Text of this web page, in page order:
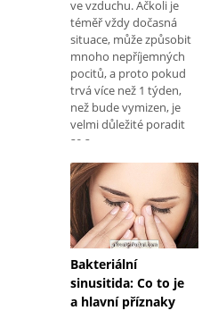
ve vzduchu. Ačkoli je
téměř vždy dočasná
situace, může způsobit
mnoho nepříjemných
pocitů, a proto pokud
trvá více než 1 týden,
než bude vymizen, je
velmi důležité poradit
se s
aby zjistil příčinu a
zahájil nejvhodnější
léčbu. Podívejte se na
jednoduchý domácí
prostředek k usuše
Bakteriální
sinusitida: Co to je
a hlavní příznaky